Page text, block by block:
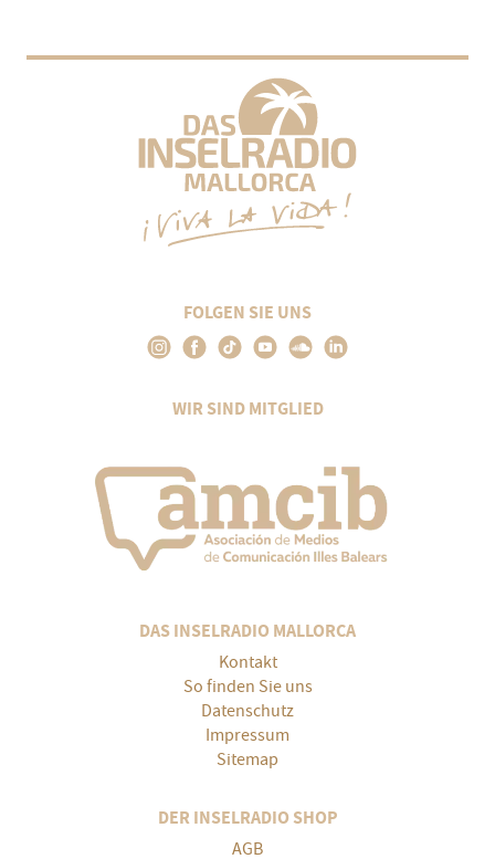
FOLGEN SIE UNS
WIR SIND MITGLIED
DAS INSELRADIO MALLORCA
Kontakt
So finden Sie uns
Datenschutz
Impressum
Sitemap
DER INSELRADIO SHOP
AGB